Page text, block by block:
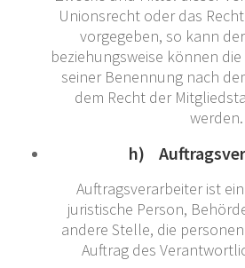
Unionsrecht oder das
vorgegeben, so kann
beziehungsweise können
seiner Benennung nach
dem Recht der
werden.
h)
Auftragsverarbeiter ist
juristische Person,
andere Stelle, die
Auftrag des